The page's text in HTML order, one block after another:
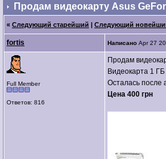
Продам видеокарту Asus
« Следующий старейший | Следующий
fortis Написано Apr 27
Full Member
Ответов: 816
Продам
Видеокарта 1
Осталась после
Цена 400 грн